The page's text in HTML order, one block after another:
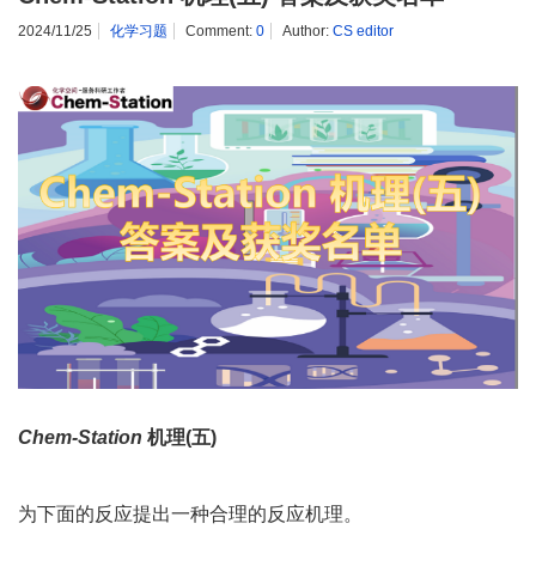
2024/11/25 化学习题 Comment: 0 Author: CS editor
Chem-Station 机理(五)
为下面的反应提出一种合理的反应机理。